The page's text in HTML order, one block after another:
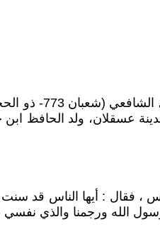
عسقلان، ولد الحافظ
، فقال : أيها الناس قد
الله ورجمنا والذي نفسي